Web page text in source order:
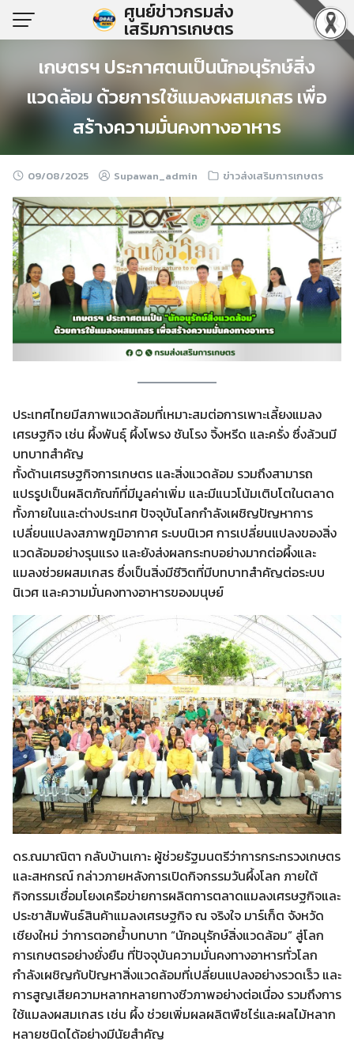
Skip
ศูนย์ข่าวกรมส่ง
เสริมการเกษตร
เกษตรฯ ประกาศตนเป็นนักอนุรักษ์สิ่ง
แวดล้อม ด้วยการใช้แมลงผสมเกสร เพื่อ
สร้างความมั่นคงทางอาหาร
09/08/2025 Supawan_admin ข่าวส่งเสริมการเกษตร
ประเทศไทยมีสภาพแวดล้อมที่เหมาะสมต่อการเพาะเลี้ยงแมลง
เศรษฐกิจ เช่น ผึ้งพันธุ์ ผึ้งโพรง ชันโรง จิ้งหรีด และครั่ง ซึ่งล้วนมี
บทบาทสำคัญ
ทั้งด้านเศรษฐกิจการเกษตร และสิ่งแวดล้อม รวมถึงสามารถ
แปรรูปเป็นผลิตภัณฑ์ที่มีมูลค่าเพิ่ม และมีแนวโน้มเติบโตในตลาด
ทั้งภายในและต่างประเทศ ปัจจุบันโลกกำลังเผชิญปัญหาการ
เปลี่ยนแปลงสภาพภูมิอากาศ ระบบนิเวศ การเปลี่ยนแปลงของสิ่ง
แวดล้อมอย่างรุนแรง และยังส่งผลกระทบอย่างมากต่อผึ้งและ
แมลงช่วยผสมเกสร ซึ่งเป็นสิ่งมีชีวิตที่มีบทบาทสำคัญต่อระบบ
นิเวศ และความมั่นคงทางอาหารของมนุษย์
ดร.ณมาณิตา กลับบ้านเกาะ ผู้ช่วยรัฐมนตรีว่าการกระทรวงเกษตร
และสหกรณ์ กล่าวภายหลังการเปิดกิจกรรมวันผึ้งโลก ภายใต้
กิจกรรมเชื่อมโยงเครือข่ายการผลิตการตลาดแมลงเศรษฐกิจและ
ประชาสัมพันธ์สินค้าแมลงเศรษฐกิจ ณ จริงใจ มาร์เก็ต จังหวัด
เชียงใหม่ ว่าการตอกย้ำบทบาท “นักอนุรักษ์สิ่งแวดล้อม” สู่โลก
การเกษตรอย่างยั่งยืน ที่ปัจจุบันความมั่นคงทางอาหารทั่วโลก
กำลังเผชิญกับปัญหาสิ่งแวดล้อมที่เปลี่ยนแปลงอย่างรวดเร็ว และ
การสูญเสียความหลากหลายทางชีวภาพอย่างต่อเนื่อง รวมถึงการ
ใช้แมลงผสมเกสร เช่น ผึ้ง ช่วยเพิ่มผลผลิตพืชไร่และผลไม้หลาก
หลายชนิดได้อย่างมีนัยสำคัญ